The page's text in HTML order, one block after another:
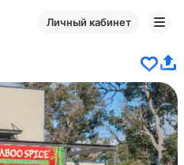
Личный кабинет